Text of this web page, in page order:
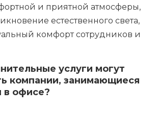
и приятной атмосферы,
естественного света,
комфорт сотрудников и
услуги могут
компании, занимающиеся
в офисе?